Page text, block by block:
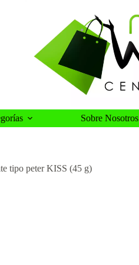
Sobre Nosotros
tipo peter KISS (45 g)